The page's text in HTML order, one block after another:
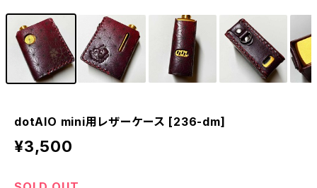
dotAIO mini用レザーケース [236-dm]
¥3,500